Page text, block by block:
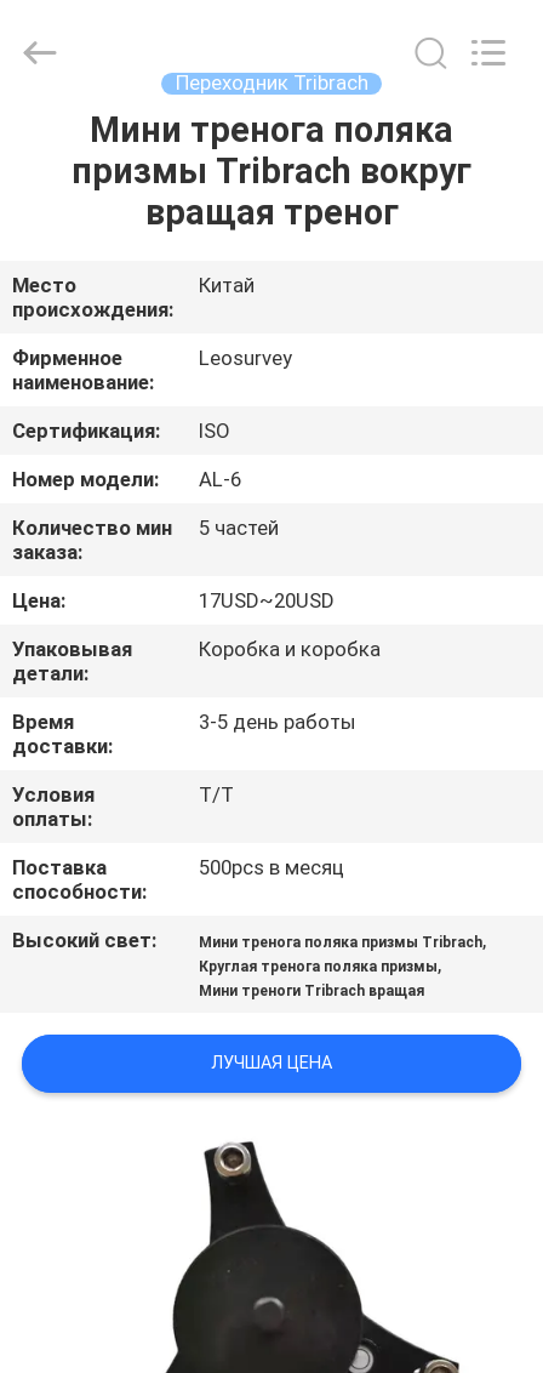
ПРОДУКТЫ
О
НАС
ПУТЕШЕСТВИЕ
ФАБРИКИ
ПРОВЕРКА
КАЧЕСТВА
СВЯЖИТЕСЬ
МЫ
СПРОСИТЕ
ЦИТАТУ
КАРТА
POLICY
Instrument
Co.,Ltd.
Переходник Tribrach
Мини тренога поляка
призмы Tribrach вокруг
вращая треног
Место
происхождения:
Китай
Фирменное
наименование:
Leosurvey
Сертификация:
ISO
Номер модели:
AL-6
Количество мин
заказа:
5 частей
Цена:
17USD~20USD
Упаковывая
детали:
Коробка и коробка
Время
доставки:
3-5 день работы
Условия
оплаты:
T/T
Поставка
способности:
500pcs в месяц
Высокий свет: Мини тренога поляка призмы Tribrach,
Круглая тренога поляка призмы,
Мини треноги Tribrach вращая
ЛУЧШАЯ ЦЕНА